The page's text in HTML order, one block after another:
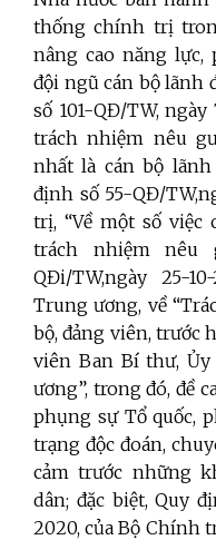
thống chính trị
nâng cao năng lực,
đội ngũ cán bộ lãnh
số 101-QĐ/TW, ngày
trách nhiệm nêu
nhất là cán bộ lãnh
định số 55-QĐ/
trị, “Về một số việc
trách nhiệm nêu
QĐi/TW,ngày 25-
Trung ương, về
bộ, đảng viên, trước
viên Ban Bí thư,
ương”, trong đó, đề
phụng sự Tổ quốc,
trạng độc đoán,
cảm trước những
dân; đặc biệt, Quy
2020, của Bộ Chính